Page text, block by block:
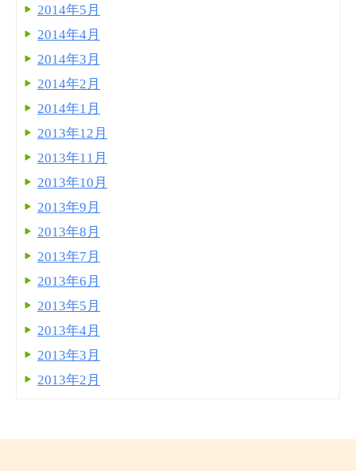
2014年5月
2014年4月
2014年3月
2014年2月
2014年1月
2013年12月
2013年11月
2013年10月
2013年9月
2013年8月
2013年7月
2013年6月
2013年5月
2013年4月
2013年3月
2013年2月